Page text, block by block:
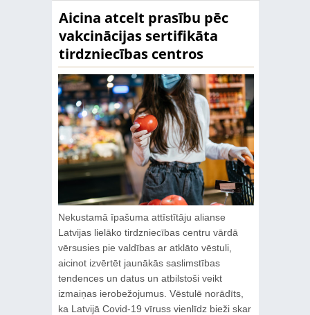
Aicina atcelt prasību pēc
vakcinācijas sertifikāta
tirdzniecības centros
Nekustamā īpašuma attīstītāju alianse
Latvijas lielāko tirdzniecības centru vārdā
vērsusies pie valdības ar atklāto vēstuli,
aicinot izvērtēt jaunākās saslimstības
tendences un datus un atbilstoši veikt
izmaiņas ierobežojumus. Vēstulē norādīts,
ka Latvijā Covid-19 vīruss vienlīdz bieži skar